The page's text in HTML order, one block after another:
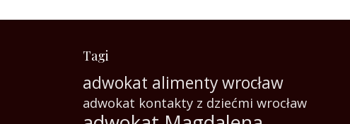
Tagi
adwokat alimenty wrocław
adwokat kontakty z dziećmi wrocław